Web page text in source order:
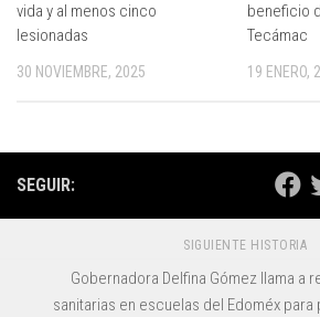
vida y al menos cinco
lesionadas
30 NOVIEMBRE, 2025
beneficio
Tecámac
19 ENERO,
SEGUIR:
SIGUIENTE HISTORIA
Gobernadora Delfina Gómez llama a
sanitarias en escuelas del Edoméx